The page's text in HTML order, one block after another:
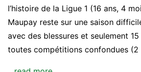
l’histoire de la Ligue 1 (16 ans, 4
Maupay reste sur une saison
avec des blessures et seulement
toutes compétitions confondues (2